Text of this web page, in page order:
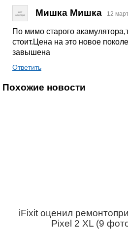
Мишка Мишка 12
По мимо старого
стоит.Цена на это новое
завышена
Ответить
Похожие новости
iFixit оценил
Pixel 2 XL (9